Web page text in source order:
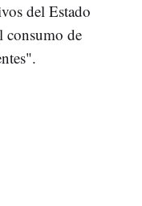
del Estado
consumo de